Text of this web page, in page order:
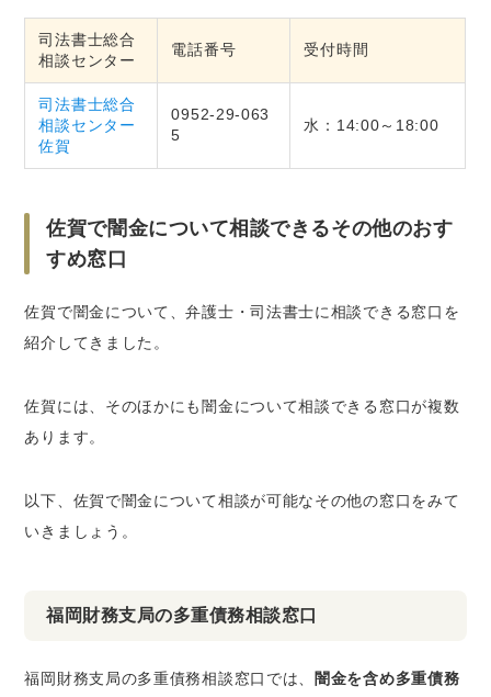
司法書士総合
相談センター
電話番号 受付時間
司法書士総合
相談センター
佐賀
0952-29-063
5
水：14:00～18:00
佐賀で闇金について相談できるその他のおす
すめ窓口
佐賀で闇金について、弁護士・司法書士に相談できる窓口を
紹介してきました。
佐賀には、そのほかにも闇金について相談できる窓口が複数
あります。
以下、佐賀で闇金について相談が可能なその他の窓口をみて
いきましょう。
福岡財務支局の多重債務相談窓口
福岡財務支局の多重債務相談窓口では、闇金を含め多重債務